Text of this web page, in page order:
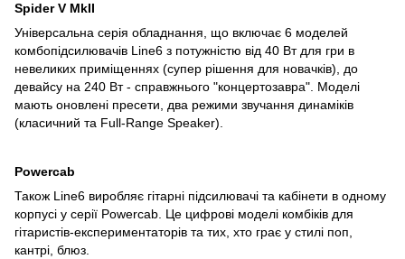
Spider V MkII
Універсальна серія обладнання, що включає 6 моделей
комбопідсилювачів Line6 з потужністю від 40 Вт для гри в
невеликих приміщеннях (супер рішення для новачків), до
девайсу на 240 Вт - справжнього "концертозавра". Моделі
мають оновлені пресети, два режими звучання динаміків
(класичний та Full-Range Speaker).
Powercab
Також Line6 виробляє гітарні підсилювачі та кабінети в одному
корпусі у серії Powercab. Це цифрові моделі комбіків для
гітаристів-експериментаторів та тих, хто грає у стилі поп,
кантрі, блюз.